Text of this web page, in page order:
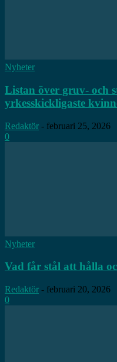
Nyheter
Listan över gruv- och
yrkesskickligaste
Redaktör - februari 25, 2026
0
Nyheter
Vad får stål att hålla
Redaktör - februari 20, 2026
0